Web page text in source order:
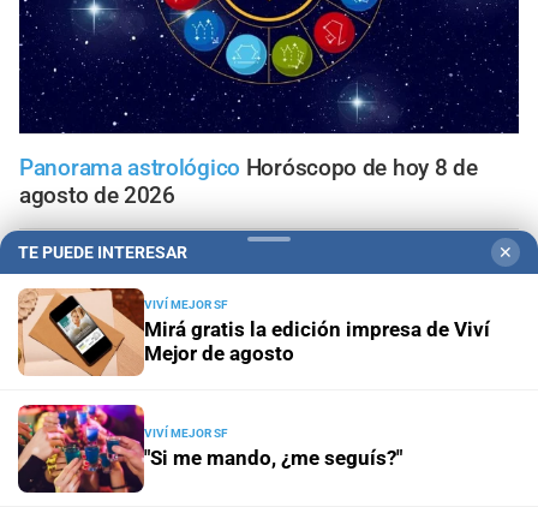
Panorama astrológico Horóscopo de hoy 8 de
agosto de 2026
Horóscopo del díaHoróscopo de hoy para Piscis: 08 de
agosto de 2026
Horóscopo del díaHoróscopo de hoy para Acuario: 08
de agosto de 2026
Horóscopo del día Horóscopo de hoy para Capricornio:
08 de agosto de 2026
TE PUEDE INTERESAR ✕
VIVÍ MEJOR SF
Mirá gratis la edición impresa de Viví
Mejor de agosto
VIVÍ MEJOR SF
"Si me mando, ¿me seguís?"